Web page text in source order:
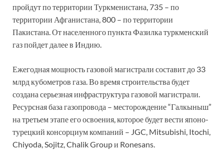
пройдут по территории Туркменистана, 735 – по
территории Афганистана, 800 – по территории
Пакистана. От населенного пункта Фазилка туркменский
газ пойдет далее в Индию.
Ежегодная мощность газовой магистрали составит до 33
млрд кубометров газа. Во время строительства будет
создана серьезная инфраструктура газовой магистрали.
Ресурсная база газопровода – месторождение “Галкыныш”
на третьем этапе его освоения, которое будет вести японо-
турецкий консорциум компаний – JGC, Mitsubishi, Itochi,
Chiyoda, Sojitz, Chalik Group и Ronesans.